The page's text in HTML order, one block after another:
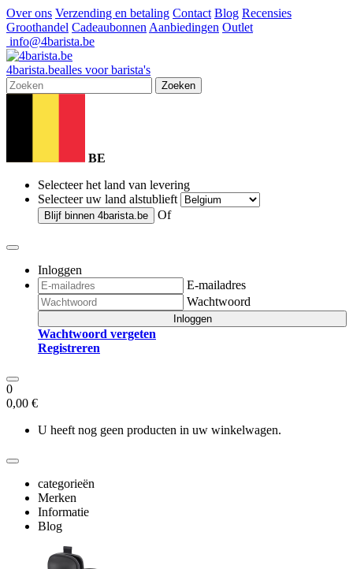
Over ons Verzending en betaling Contact Blog Recensies
Groothandel Cadeaubonnen Aanbiedingen Outlet
info@4barista.be
4barista.bealles voor barista's
Zoeken
BE
Selecteer het land van levering
Selecteer uw land alstublieft
Blijf binnen 4barista.be Of
Inloggen
E-mailadres
Wachtwoord
Inloggen
Wachtwoord vergeten
Registreren
0
0,00 €
U heeft nog geen producten in uw winkelwagen.
categorieën
Merken
Informatie
Blog